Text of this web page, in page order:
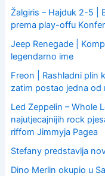
Žalgiris – Hajduk 2-5 |
prema play-offu
Jeep Renegade |
legendarno ime
Freon | Rashladni plin
zatim postao jedna od
Led Zeppelin – Whole
najutjecajnijih rock
riffom Jimmyja Pagea
Stefany predstavlja
Dino Merlin okupio u